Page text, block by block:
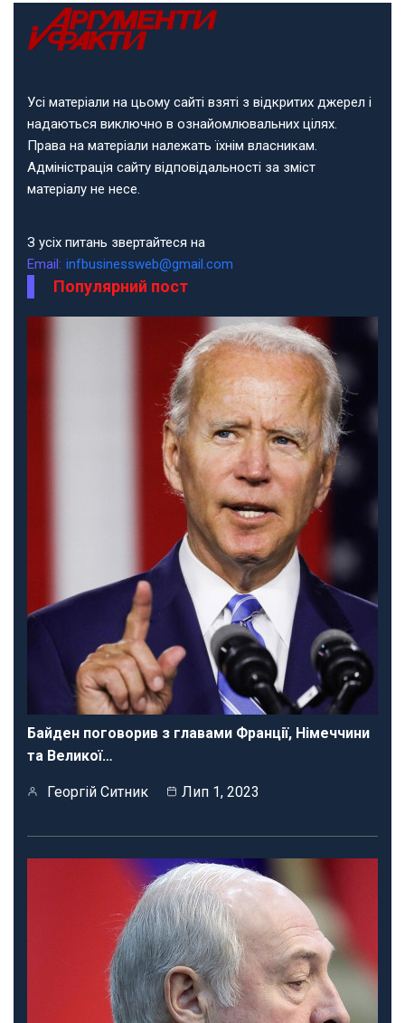
Усі матеріали на цьому сайті взяті з відкритих джерел і
надаються виключно в ознайомлювальних цілях.
Права на матеріали належать їхнім власникам.
Адміністрація сайту відповідальності за зміст
матеріалу не несе.
З усіх питань звертайтеся на
Email: infbusinessweb@gmail.com
Популярний пост
Байден поговорив з главами Франції, Німеччини
та Великої…
Георгій Ситник Лип 1, 2023